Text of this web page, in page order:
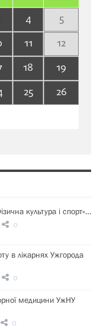
4
5
11
12
18
19
25
26
культура і спорт»…
0
в лікарнях Ужгорода
0
медицини УжНУ
0